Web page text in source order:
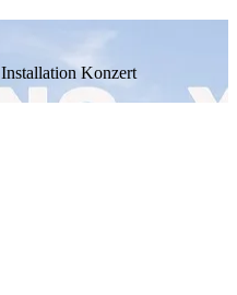
InstallationKonzert